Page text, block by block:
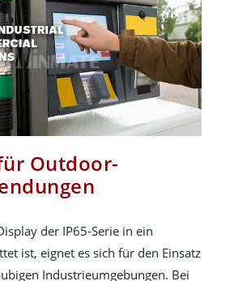
Outdoor-
der IP65-Serie in ein
ist, eignet es sich für den Einsatz
Industrieumgebungen. Bei